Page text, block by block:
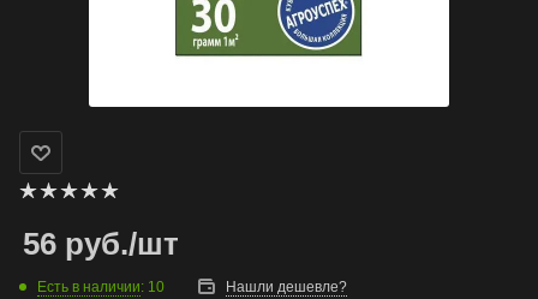
56 руб./шт
Есть в наличии: 10 Нашли дешевле?